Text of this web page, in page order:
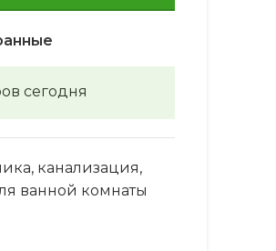
сегодня
канализация,
ванной комнаты